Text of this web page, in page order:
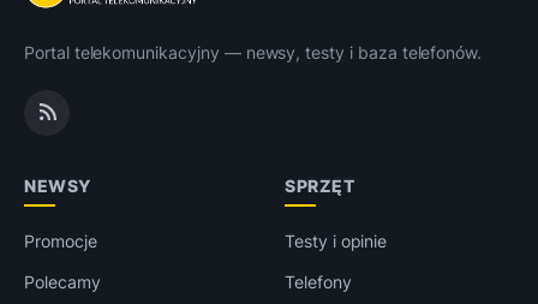
Portal telekomunikacyjny — newsy, testy i baza telefonów.
NEWSY
Promocje
Polecamy
SPRZĘT
Testy i opinie
Telefony